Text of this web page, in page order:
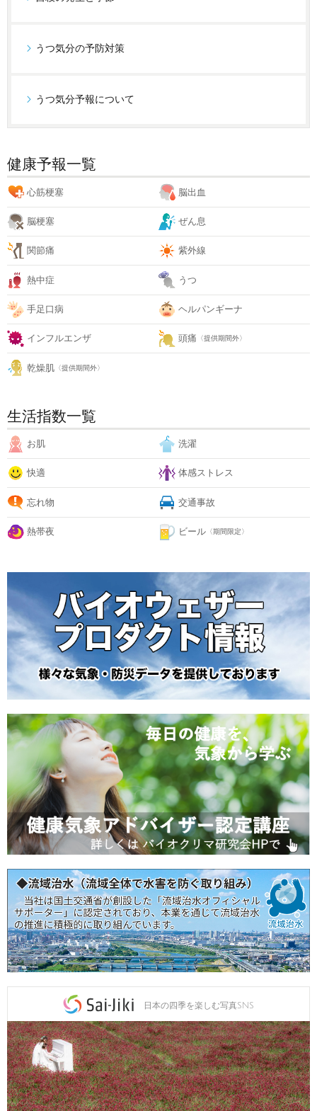
うつ気分の予防対策
うつ気分予報について
健康予報一覧
心筋梗塞 脳出血
脳梗塞 ぜん息
関節痛 紫外線
熱中症 うつ
手足口病 ヘルパンギーナ
インフルエンザ 頭痛 〈提供期間外〉
乾燥肌 〈提供期間外〉
生活指数一覧
お肌 洗濯
快適 体感ストレス
忘れ物 交通事故
熱帯夜 ビール 〈期間限定〉
日本の四季を楽しむ写真SNS